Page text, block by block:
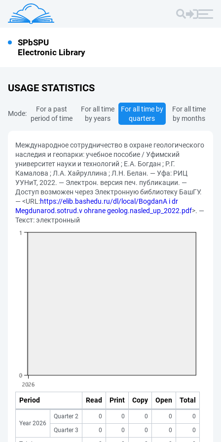
SPbSPU
Electronic Library
USAGE STATISTICS
Mode:
For a past
period of time
For all time
by years
For all time by
quarters
For all time
by months
Международное сотрудничество в охране геологического
наследия и геопарки: учебное пособие / Уфимский
университет науки и технологий ; Е.А. Богдан ; Р.Г.
Камалова ; Л.А. Хайруллина ; Л.Н. Белан. — Уфа: РИЦ
УУНиТ, 2022. — Электрон. версия печ. публикации. —
Доступ возможен через Электронную библиотеку БашГУ.
— <URL:https://elib.bashedu.ru/dl/local/BogdanA i dr
Megdunarod.sotrud.v ohrane geolog.nasled_up_2022.pdf>. —
Текст: электронный
Period Read Print Copy Open Total
Year 2026
Quarter 2 0 0 0 0
0
Quarter 3
0 0 0 0
0